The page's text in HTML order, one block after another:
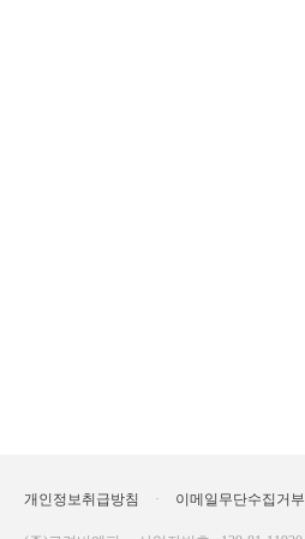
개인정보취급방침 · 이메일무단수집거부